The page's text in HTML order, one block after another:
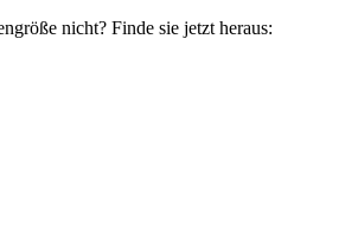
nicht? Finde sie jetzt heraus: